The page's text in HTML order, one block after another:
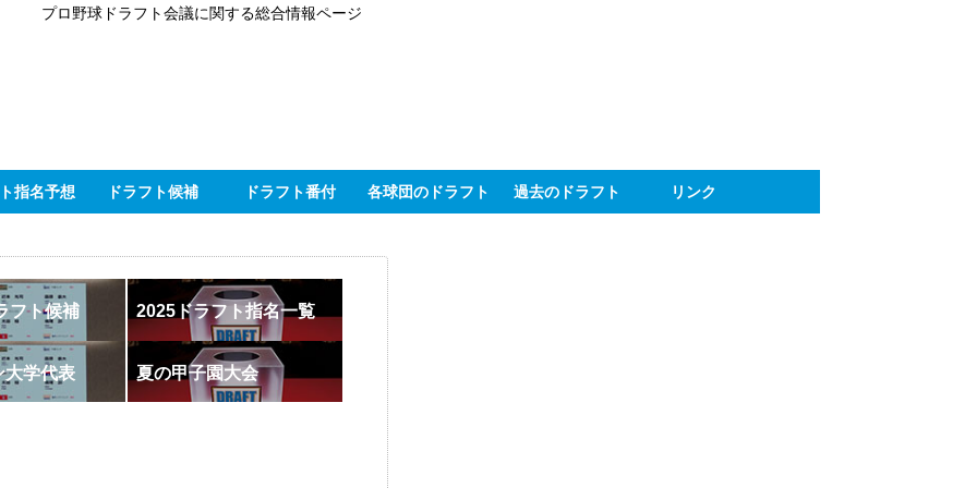
プロ野球ドラフト会議に関する総合情報ページ
指名予想 ドラフト候補 ドラフト番付 各球団のドラフト 過去のドラフト リンク
フト候補 2025ドラフト指名一覧
大学代表 夏の甲子園大会